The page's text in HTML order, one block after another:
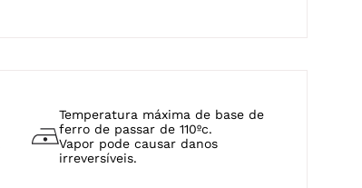
Temperatura máxima de base de
ferro de passar de 110ºc.
Vapor pode causar danos
irreversíveis.